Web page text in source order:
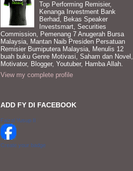
Top Performing Remisier,
Kenanga Investment Bank
Berhad, Bekas Speaker
Investsmart, Securities
Commission, Pemenang 7 Anugerah Bursa
Malaysia, Mantan Naib Presiden Persatuan
Remisier Bumiputera Malaysia, Menulis 12
buah buku Genre Motivasi, Saham dan Novel,
Motivator, Blogger, Youtuber, Hamba Allah.
View my complete profile
ADD FY DI FACEBOOK
Faizal Yusup II
Create your badge